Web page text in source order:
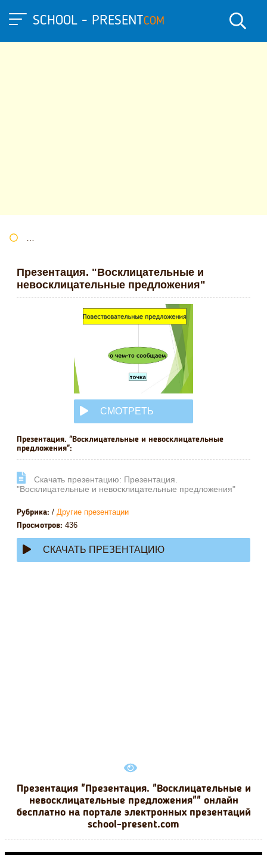
SCHOOL - PRESENTCOM
Презентация. "Восклицательные и
невосклицательные предложения"
СМОТРЕТЬ
Презентация. "Восклицательные и невосклицательные
предложения":
Cкачать презентацию: Презентация.
"Восклицательные и невосклицательные предложения"
Рубрика: / Другие презентации
Просмотров: 436
СКАЧАТЬ ПРЕЗЕНТАЦИЮ
Презентация "Презентация. "Восклицательные и
невосклицательные предложения"" онлайн
бесплатно на портале электронных презентаций
school-present.com